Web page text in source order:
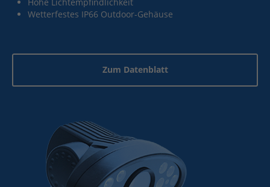
Wetterfestes IP66 Outdoor-Gehäuse
Zum Datenblatt